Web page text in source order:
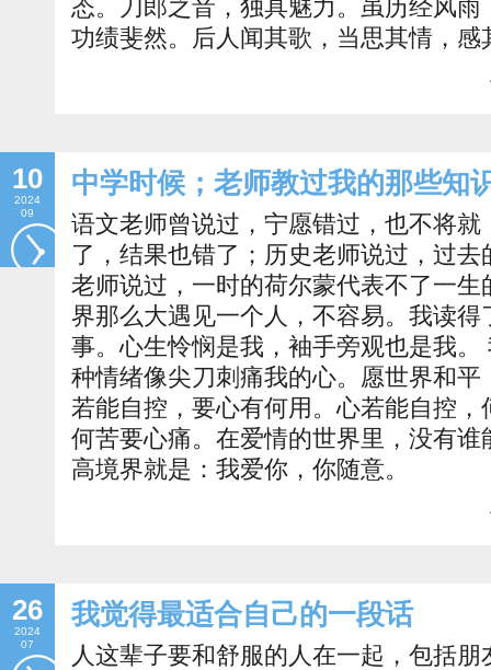
态。刀郎之音，独具魅力。虽历经风
功绩斐然。后人闻其歌，当思其情，
10
2024
09
中学时候；老师教过我的那些知
语文老师曾说过，宁愿错过，也不将
了，结果也错了；历史老师说过，过
老师说过，一时的荷尔蒙代表不了一
界那么大遇见一个人，不容易。我读
事。心生怜悯是我，袖手旁观也是我
种情绪像尖刀刺痛我的心。愿世界和
若能自控，要心有何用。心若能自控
何苦要心痛。在爱情的世界里，没有
高境界就是：我爱你，你随意。
26
2024
07
我觉得最适合自己的一段话
人这辈子要和舒服的人在一起，包括